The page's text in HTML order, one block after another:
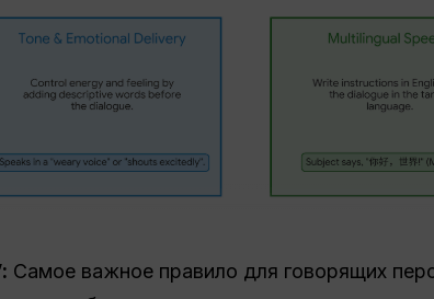
Самое важное правило для говорящих